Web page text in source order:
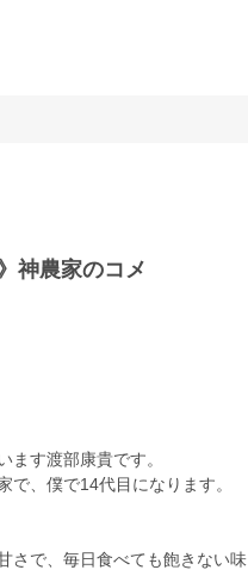
神農家のコメ
ます渡部康貴です。
、僕で14代目になります。
さで、毎日食べても飽きない味